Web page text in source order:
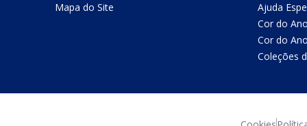
Mapa do Site
Ajuda
Cor do
Cor do
Coleções